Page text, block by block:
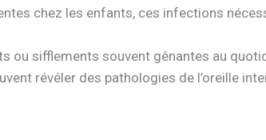
chez les enfants, ces infections
ou sifflements souvent gênantes au
révéler des pathologies de l’oreille